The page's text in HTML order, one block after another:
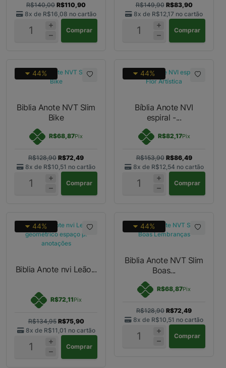
R$140,00 R$110,90
8x de R$16,08 no cartão
Comprar
R$149,90 R$83,90
8x de R$12,17 no cartão
Comprar
44%
Biblia Anote NVT Slim
Bike
R$68,87Pix
R$128,90 R$72,49
8x de R$10,51 no cartão
Comprar
44%
Bíblia Anote NVI
espiral -...
R$82,17Pix
R$153,90 R$86,49
8x de R$12,54 no cartão
Comprar
44%
Biblia Anote nvi Leão...
R$72,11Pix
R$134,95 R$75,90
8x de R$11,01 no cartão
Comprar
44%
Biblia Anote NVT Slim
Boas...
R$68,87Pix
R$128,90 R$72,49
8x de R$10,51 no cartão
Comprar